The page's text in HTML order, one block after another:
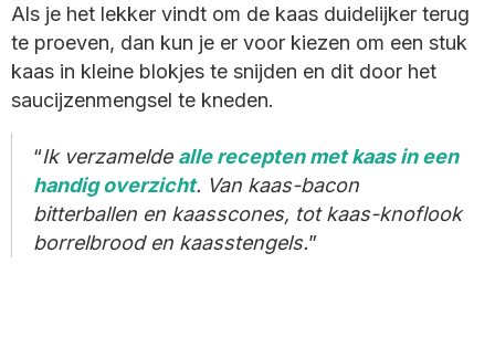
Als je het lekker vindt om de kaas duidelijker terug
te proeven, dan kun je er voor kiezen om een stuk
kaas in kleine blokjes te snijden en dit door het
saucijzenmengsel te kneden.
Ik verzamelde alle recepten met kaas in een
handig overzicht. Van kaas-bacon
bitterballen en kaasscones, tot kaas-knoflook
borrelbrood en kaasstengels.